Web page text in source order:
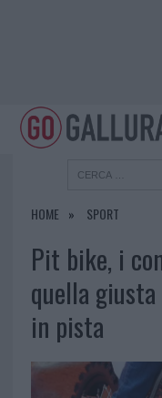
HOME SPORT
Pit bike, i
quella
in pista